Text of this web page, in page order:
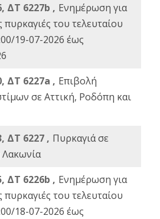
ΔΤ 6227b , Ενημέρωση για
πυρκαγιές του τελευταίου
19-07-2026 έως
ΔΤ 6227a , Επιβολή
σε Αττική, Ροδόπη και
ΔΤ 6227 , Πυρκαγιά σε
Λακωνία
ΔΤ 6226b , Ενημέρωση για
πυρκαγιές του τελευταίου
18-07-2026 έως